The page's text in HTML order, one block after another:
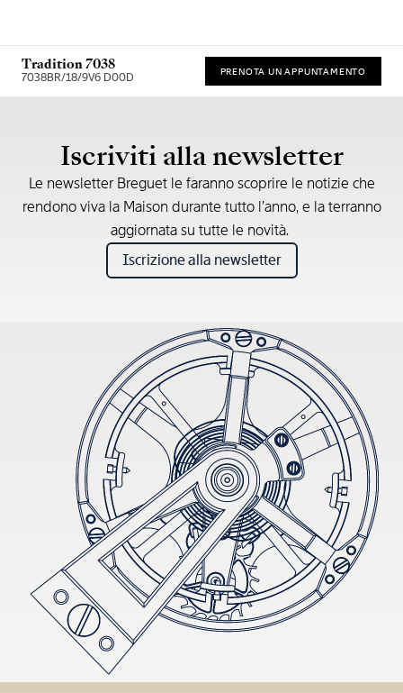
Tradition 7038
7038BR/18/9V6 D00D PRENOTA UN APPUNTAMENTO
Iscriviti alla newsletter
Le newsletter Breguet le faranno scoprire le notizie che
rendono viva la Maison durante tutto l’anno, e la terranno
aggiornata su tutte le novità.
Iscrizione alla newsletter